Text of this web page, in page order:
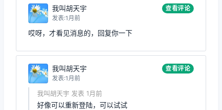
我叫胡天宇
发表:1月前
查看评论
哎呀，才看见消息的，回复你一下
我叫胡天宇
发表:1月前
查看评论
我叫胡天宇 发表 1月前
好像可以重新登陆，可以试试